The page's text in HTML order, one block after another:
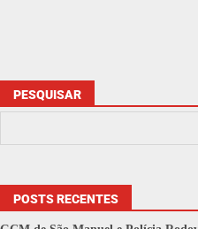
PESQUISAR
POSTS RECENTES